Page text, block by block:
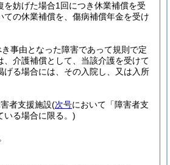
妨げた場合1回につき休業補償を受
ての休業補償を、傷病補償年金を受け
事由となった障害であって規則で定
介護補償として、当該介護を受けて
げる場合には、その入院し、又は入所
者支援施設(次号において「障害者支
いる場合に限る。)